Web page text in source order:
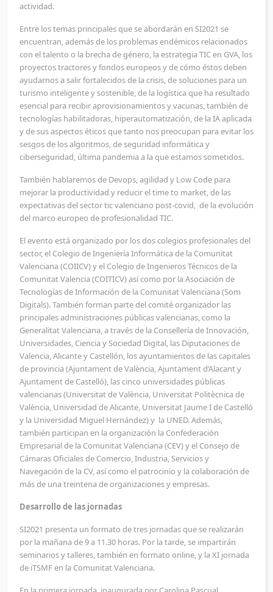
actividad.
Entre los temas principales que se abordarán en SI2021 se
encuentran, además de los problemas endémicos relacionados
con el talento o la brecha de género, la estrategia TIC en GVA, los
proyectos tractores y fondos europeos y de cómo éstos deben
ayudarnos a salir fortalecidos de la crisis, de soluciones para un
turismo inteligente y sostenible, de la logística que ha resultado
esencial para recibir aprovisionamientos y vacunas, también de
tecnologías habilitadoras, hiperautomatización, de la IA aplicada
y de sus aspectos éticos que tanto nos preocupan para evitar los
sesgos de los algoritmos, de seguridad informática y
ciberseguridad, última pandemia a la que estamos sometidos.
También hablaremos de Devops, agilidad y Low Code para
mejorar la productividad y reducir el time to market, de las
expectativas del sector tic valenciano post-covid, de la evolución
del marco europeo de profesionalidad TIC.
El evento está organizado por los dos colegios profesionales del
sector, el Colegio de Ingeniería Informática de la Comunitat
Valenciana (COIICV) y el Colegio de Ingenieros Técnicos de la
Comunitat Valencia (COITICV) así como por la Asociación de
Tecnologías de Información de la Comunitat Valenciana (Som
Digitals). También forman parte del comité organizador las
principales administraciones públicas valencianas, como la
Generalitat Valenciana, a través de la Consellería de Innovación,
Universidades, Ciencia y Sociedad Digital, las Diputaciones de
Valencia, Alicante y Castellón, los ayuntamientos de las capitales
de provincia (Ajuntament de València, Ajuntament d’Alacant y
Ajuntament de Castelló), las cinco universidades públicas
valencianas (Universitat de València, Universitat Politècnica de
València, Universidad de Alicante, Universitat Jaume I de Castelló
y la Universidad Miguel Hernández) y la UNED. Además,
también participan en la organización la Confederación
Empresarial de la Comunitat Valenciana (CEV) y el Consejo de
Cámaras Oficiales de Comercio, Industria, Servicios y
Navegación de la CV, así como el patrocinio y la colaboración de
más de una treintena de organizaciones y empresas.
Desarrollo de las jornadas
SI2021 presenta un formato de tres jornadas que se realizarán
por la mañana de 9 a 11.30 horas. Por la tarde, se impartirán
seminarios y talleres, también en formato online, y la XI jornada
de iTSMF en la Comunitat Valenciana.